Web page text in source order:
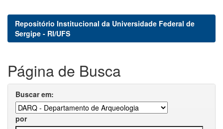
Repositório Institucional da Universidade Federal de
Sergipe - RI/UFS
Página de Busca
Buscar em:
por